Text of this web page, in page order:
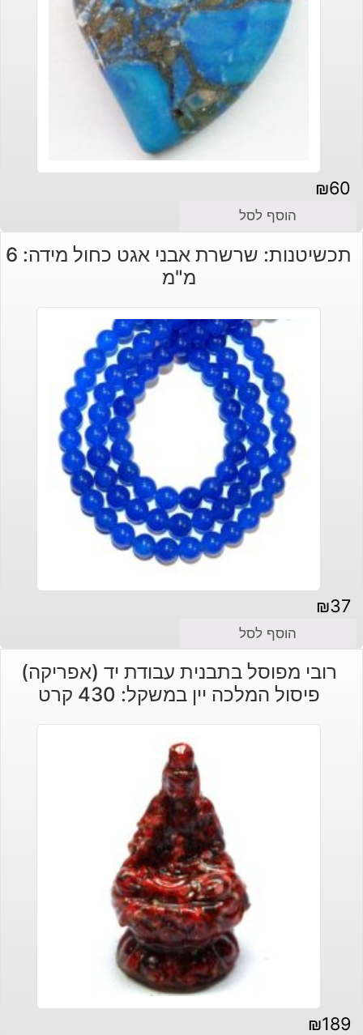
₪60
הוסף לסל
תכשיטנות: שרשרת אבני אגט כחול מידה: 6
מ"מ
₪37
הוסף לסל
רובי מפוסל בתבנית עבודת יד (אפריקה)
פיסול המלכה יין במשקל: 430 קרט
₪189